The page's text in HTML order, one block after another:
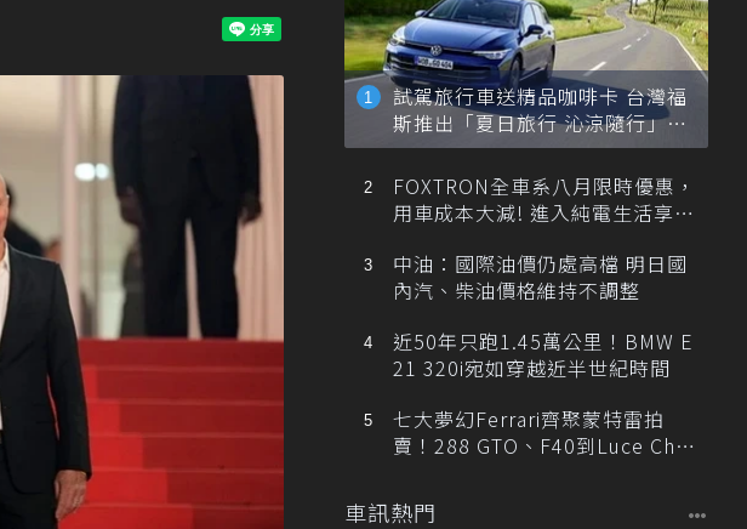
試駕旅行車送精品咖啡卡 台灣福
斯推出「夏日旅行 沁涼隨行」活
動
FOXTRON全車系八月限時優惠，
用車成本大減! 進入純電生活享
中油：國際油價仍處高檔 明日國
內汽、柴油價格維持不調整
近50年只跑1.45萬公里！BMW E
21 320i宛如穿越近半世紀時間
七大夢幻Ferrari齊聚蒙特雷拍
賣！288 GTO、F40到Luce Cha
車訊熱門